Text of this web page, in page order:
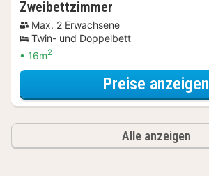
Zweibettzimmer
Max. 2 Erwachsene
Twin- und Doppelbett
16m2
Preise anzeigen
Alle anzeigen